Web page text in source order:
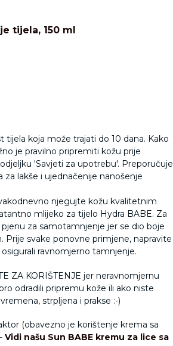
tijela, 150 ml
koja može trajati do 10 dana. Kako
je pravilno pripremiti kožu prije
'Savjeti za upotrebu'. Preporučuje
za lakše i ujednačenije nanošenje
njegujte kožu kvalitetnim
mlijeko za tijelo Hydra BABE. Za
za samotamnjenje jer se dio boje
Prije svake ponovne primjene, napravite
ravnomjerno tamnjenje.
ZA KORIŠTENJE jer neravnomjernu
odradili pripremu kože ili ako niste
strpljena i prakse :-)
(obavezno je korištenje krema sa
Vidi našu Sun BABE kremu za lice sa